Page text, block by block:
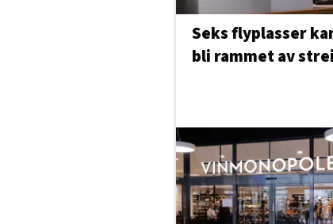
Seks flyplasser
bli rammet av